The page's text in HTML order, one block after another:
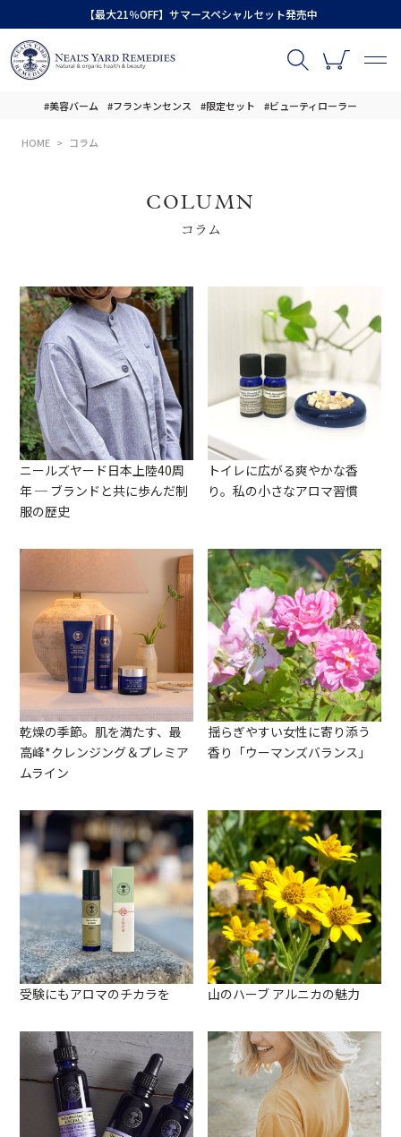
【最大21％OFF】サマースペシャルセット発売中
#美容バーム #フランキンセンス #限定セット #ビューティローラー
HOME コラム
COLUMN
コラム
ニールズヤード日本上陸40周
年 ─ ブランドと共に歩んだ制
服の歴史
トイレに広がる爽やかな香
り。私の小さなアロマ習慣
乾燥の季節。肌を満たす、最
高峰*クレンジング＆プレミア
ムライン
揺らぎやすい女性に寄り添う
香り「ウーマンズバランス」
受験にもアロマのチカラを 山のハーブ アルニカの魅力